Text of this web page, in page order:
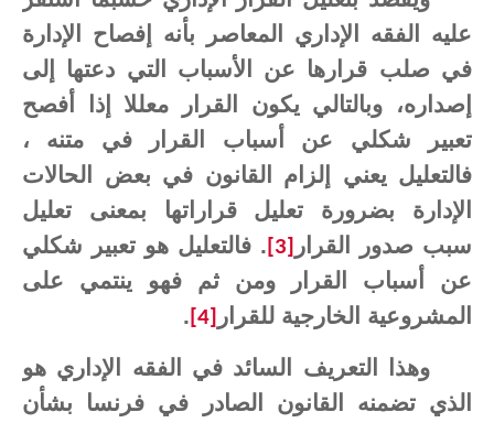
عليه الفقه الإداري المعاصر بأنه إفصاح الإدارة
في صلب قرارها عن الأسباب التي دعتها إلى
إصداره، وبالتالي يكون القرار معللا إذا أفصح
تعبير شكلي عن أسباب القرار في متنه ،
فالتعليل يعني إلزام القانون في بعض الحالات
الإدارة بضرورة تعليل قراراتها بمعنى تعليل
سبب صدور القرار [3]. فالتعليل هو تعبير شكلي
عن أسباب القرار ومن ثم فهو ينتمي على
المشروعية الخارجية للقرار [4]
.
وهذا التعريف السائد في الفقه الإداري هو
الذي تضمنه القانون الصادر في فرنسا بشأن